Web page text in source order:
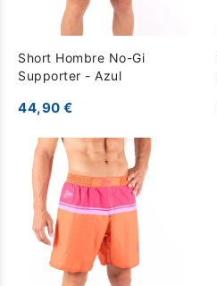
Short Hombre No-Gi
Supporter - Azul
44,90 €